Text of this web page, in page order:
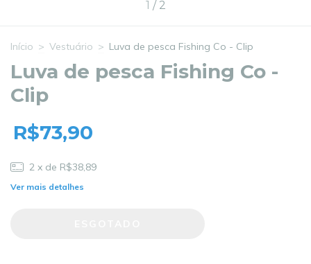
1 / 2
Início > Vestuário > Luva de pesca Fishing Co - Clip
Luva de pesca Fishing Co -
Clip
R$73,90
2 x de R$38,89
Ver mais detalhes